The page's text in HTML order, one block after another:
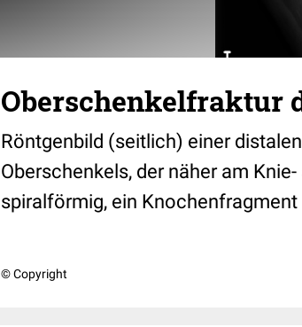
Oberschenkelfraktur
Röntgenbild (seitlich) einer
Oberschenkels, der näher am
spiralförmig, ein
© Copyright